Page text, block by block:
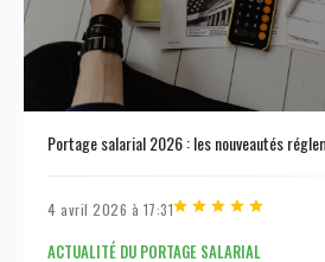
Portage salarial 2026 : les nouveautés
4 avril 2026 à 17:31
ACTUALITÉ DU PORTAGE SALARIAL